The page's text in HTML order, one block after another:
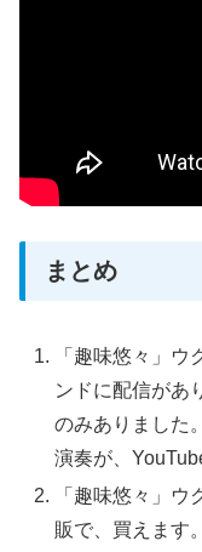
まとめ
「趣味悠々」
ンドに配信があ
のみありました
演奏が、
「趣味悠々」
販で、買えます